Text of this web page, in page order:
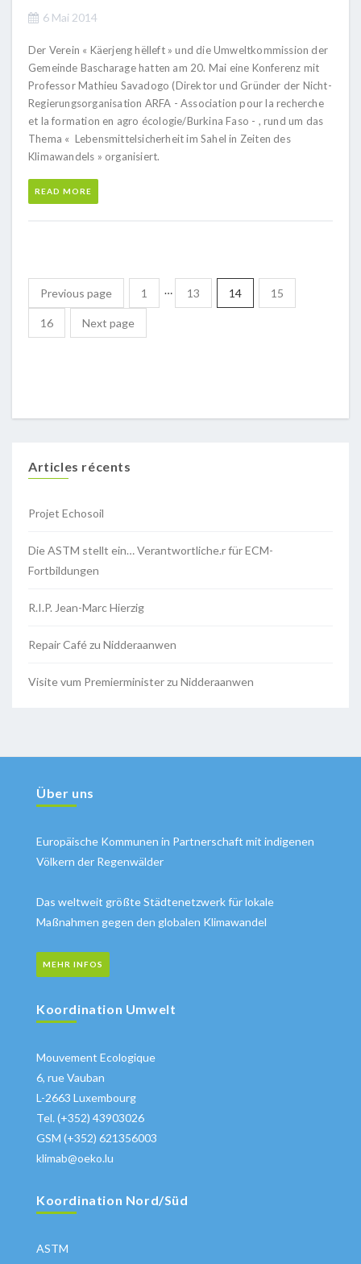
6 Mai 2014
Der Verein « Käerjeng hëlleft » und die Umweltkommission der
Gemeinde Bascharage hatten am 20. Mai eine Konferenz mit
Professor Mathieu Savadogo (Direktor und Gründer der Nicht-
Regierungsorganisation ARFA - Association pour la recherche
et la formation en agro écologie/Burkina Faso - , rund um das
Thema « Lebensmittelsicherheit im Sahel in Zeiten des
Klimawandels » organisiert.
READ MORE
Previous page 1 … 13 14 15
16 Next page
Articles récents
Projet Echosoil
Die ASTM stellt ein… Verantwortliche.r für ECM-
Fortbildungen
R.I.P. Jean-Marc Hierzig
Repair Café zu Nidderaanwen
Visite vum Premierminister zu Nidderaanwen
Über uns
Europäische Kommunen in Partnerschaft mit indigenen
Völkern der Regenwälder
Das weltweit größte Städtenetzwerk für lokale
Maßnahmen gegen den globalen Klimawandel
MEHR INFOS
Koordination Umwelt
Mouvement Ecologique
6, rue Vauban
L-2663 Luxembourg
Tel. (+352) 43903026
GSM (+352) 621356003
klimab@oeko.lu
Koordination Nord/Süd
ASTM